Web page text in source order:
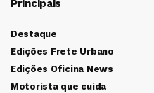
Principais
Destaque
Edições Frete Urbano
Edições Oficina News
Motorista que cuida